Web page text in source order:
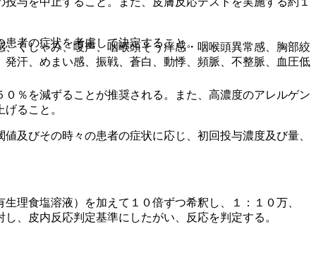
くしゃみ、嗄声、咽喉頭そう痒感・咽喉頭異常感、胸部絞
汗、めまい感、振戦、蒼白、動悸、頻脈、不整脈、血圧低
者の症状を考慮して決定すること。
％を減ずることが推奨される。また、高濃度のアレルゲン
ること。
及びその時々の患者の症状に応じ、初回投与濃度及び量、
理食塩溶液）を加えて１０倍ずつ希釈し、１：１０万、
、皮内反応判定基準にしたがい、反応を判定する。